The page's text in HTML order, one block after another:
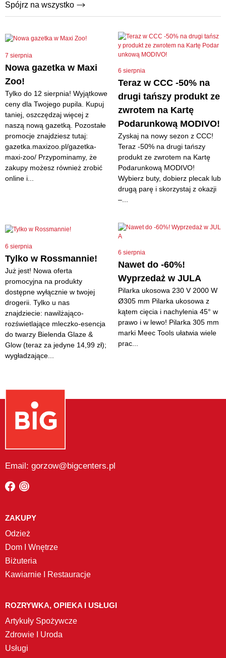
Spójrz na wszystko
7 sierpnia
Nowa gazetka w Maxi
Zoo!
Tylko do 12 sierpnia! Wyjątkowe
ceny dla Twojego pupila. Kupuj
taniej, oszczędzaj więcej z
naszą nową gazetką. Pozostałe
promocje znajdziesz tutaj:
gazetka.maxizoo.pl/gazetka-
maxi-zoo/ Przypominamy, że
zakupy możesz również zrobić
online i...
6 sierpnia
Teraz w CCC -50% na
drugi tańszy produkt ze
zwrotem na Kartę
Podarunkową MODIVO!
Zyskaj na nowy sezon z CCC!
Teraz -50% na drugi tańszy
produkt ze zwrotem na Kartę
Podarunkową MODIVO!
Wybierz buty, dobierz plecak lub
drugą parę i skorzystaj z okazji
–...
6 sierpnia
Tylko w Rossmannie!
Już jest! Nowa oferta
promocyjna na produkty
dostępne wyłącznie w twojej
drogerii. Tylko u nas
znajdziecie: nawilżająco-
rozświetlające mleczko-esencja
do twarzy Bielenda Glaze &
Glow (teraz za jedyne 14,99 zł);
wygładzające...
6 sierpnia
Nawet do -60%!
Wyprzedaż w JULA
Pilarka ukosowa 230 V 2000 W
Ø305 mm Pilarka ukosowa z
kątem cięcia i nachylenia 45° w
prawo i w lewo! Pilarka 305 mm
marki Meec Tools ułatwia wiele
prac...
Email: gorzow@bigcenters.pl
ZAKUPY
Odzież
Dom I Wnętrze
Biżuteria
Kawiarnie I Restauracje
ROZRYWKA, OPIEKA I USŁUGI
Artykuły Spożywcze
Zdrowie I Uroda
Usługi